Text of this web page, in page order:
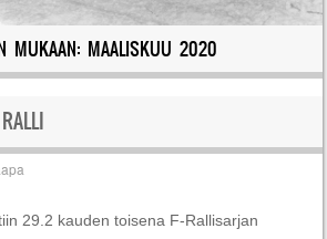
MUKAAN: MAALISKUU 2020
29.2 kauden toisena F-Rallisarjan